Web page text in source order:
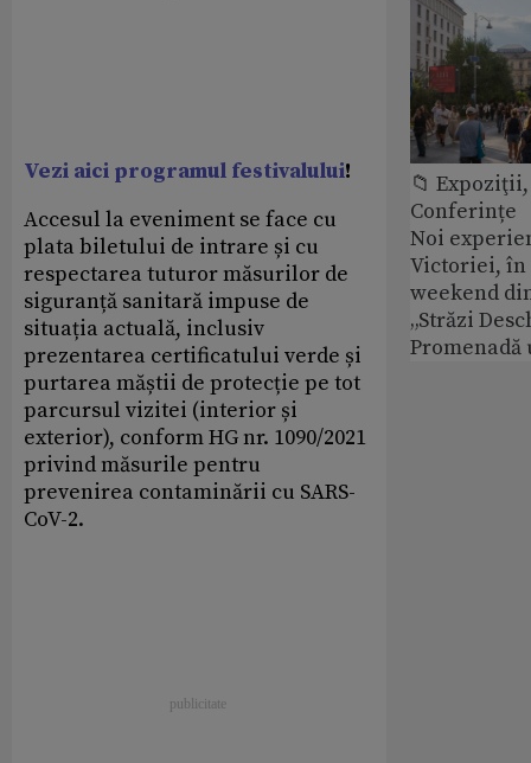
Vezi aici programul festivalului!
Accesul la eveniment se face cu
plata biletului de intrare și cu
respectarea tuturor măsurilor de
siguranță sanitară impuse de
situația actuală, inclusiv
prezentarea certificatului verde și
purtarea măștii de protecție pe tot
parcursul vizitei (interior și
exterior), conform HG nr. 1090/2021
privind măsurile pentru
prevenirea contaminării cu SARS-
CoV-2.
📁
Conferințe
Noi
Victoriei,
weekend
„Străzi
Promenadă